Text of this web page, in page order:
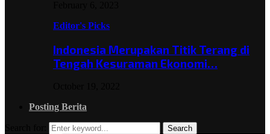
Editor's Picks
Indonesia Merupakan Titik Terang di
Tengah Kesuraman Ekonomi…
Posting Berita
Search